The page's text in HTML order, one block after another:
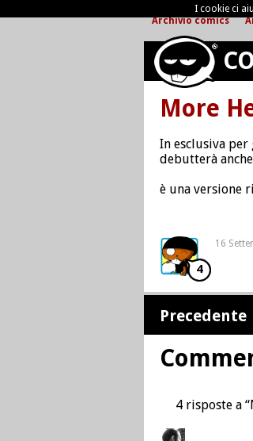
Archivio comics
More
In esclusiva per
debutterà
è una versione
16
4
Precedente
4 risposte a
I cookie ci